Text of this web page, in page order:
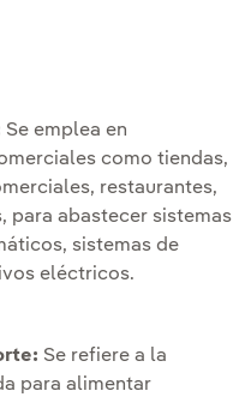
Se emplea en
como tiendas,
restaurantes,
para abastecer sistemas
sistemas de
eléctricos.
Se refiere a la
para alimentar